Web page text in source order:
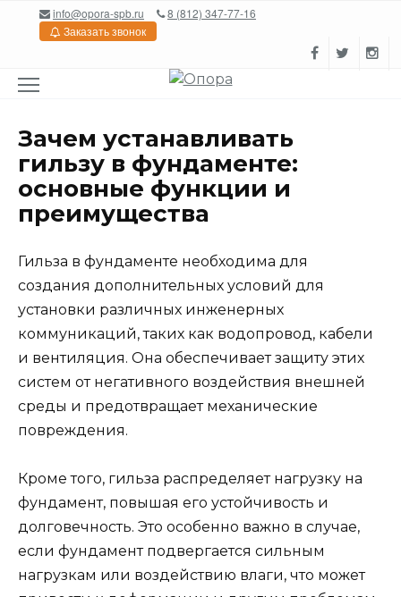
Перейтиinfo@opora-spb.ru
8 (812) 347-77-16
Заказать звонок
Зачем устанавливать
гильзу в фундаменте:
основные функции и
преимущества
Гильза в фундаменте необходима для
создания дополнительных условий для
установки различных инженерных
коммуникаций, таких как водопровод, кабели
и вентиляция. Она обеспечивает защиту этих
систем от негативного воздействия внешней
среды и предотвращает механические
повреждения.
Кроме того, гильза распределяет нагрузку на
фундамент, повышая его устойчивость и
долговечность. Это особенно важно в случае,
если фундамент подвергается сильным
нагрузкам или воздействию влаги, что может